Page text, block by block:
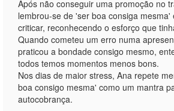
Após não conseguir uma promoção no
lembrou-se de 'ser boa consiga mesma'
criticar, reconhecendo o esforço que
Quando cometeu um erro numa
praticou a bondade consigo mesmo,
todos temos momentos menos bons.
Nos dias de maior stress, Ana repete
boa consigo mesma' como um mantra
autocobrança.